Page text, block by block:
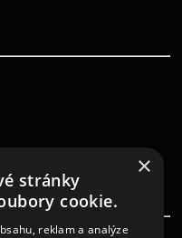
×
stránky
cookie.
reklam a analýze